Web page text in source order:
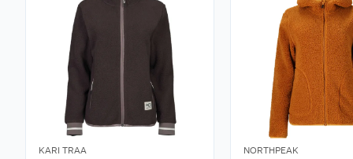
KARI TRAA NORTHPEAK